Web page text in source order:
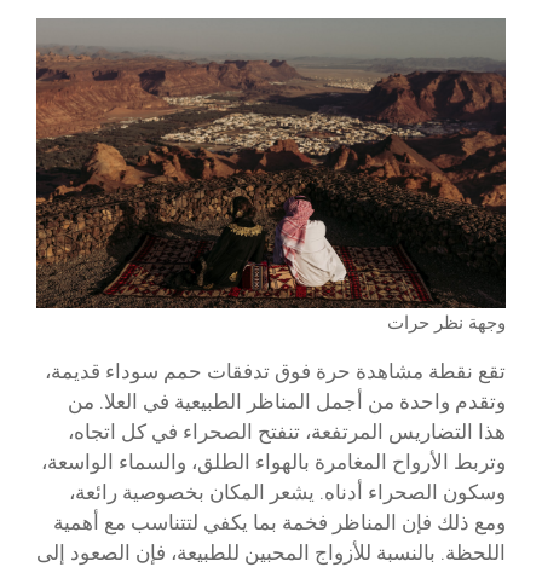
وجهة نظر حرات
تقع نقطة مشاهدة حرة فوق تدفقات حمم سوداء قديمة،
وتقدم واحدة من أجمل المناظر الطبيعية في العلا. من
هذا التضاريس المرتفعة، تنفتح الصحراء في كل اتجاه،
وتربط الأرواح المغامرة بالهواء الطلق، والسماء الواسعة،
وسكون الصحراء أدناه. يشعر المكان بخصوصية رائعة،
ومع ذلك فإن المناظر فخمة بما يكفي لتتناسب مع أهمية
اللحظة. بالنسبة للأزواج المحبين للطبيعة، فإن الصعود إلى